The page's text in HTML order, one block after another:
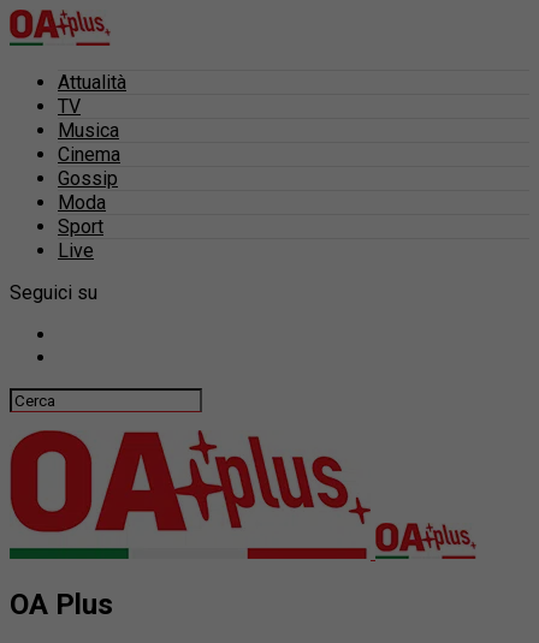
Attualità
TV
Musica
Cinema
Gossip
Moda
Sport
Live
Seguici su
OA Plus